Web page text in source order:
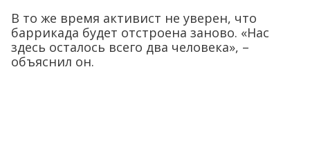
В то же время активист не уверен, что
баррикада будет отстроена заново. «Нас
здесь осталось всего два человека», –
объяснил он.